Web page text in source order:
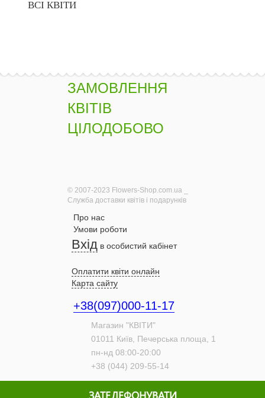
ВСІ КВІТИ
ЗАМОВЛЕННЯ
КВІТІВ
ЦІЛОДОБОВО
© 2007-2023 Flowers-Shop.com.ua _
Служба доставки квітів і подарунків
Про нас
Умови роботи
Вхід в особистий кабінет
Оплатити квіти онлайн
Карта сайту
+38(097)000-11-17
Магазин "КВІТИ"
01011 Київ, Печерська площа, 1
пн-нд 08:00-20:00
+38 (044) 209-55-14
ЗАТЕЛЕФОНУВАТИ